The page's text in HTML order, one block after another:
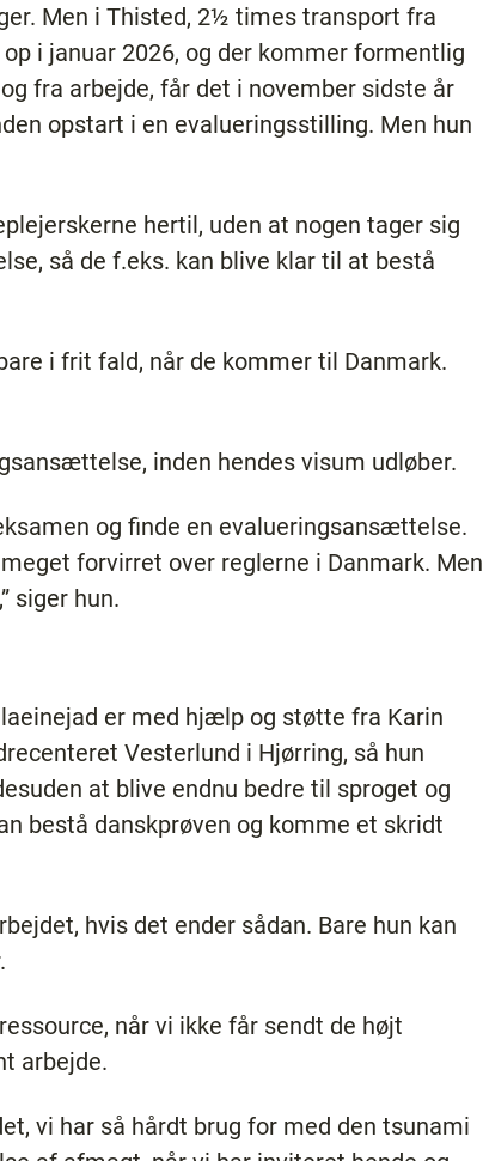
Men i Thisted, 2½ times transport fra
i januar 2026, og der kommer formentlig
fra arbejde, får det i november sidste år
opstart i en evalueringsstilling. Men hun
hertil, uden at nogen tager sig
så de f.eks. kan blive klar til at bestå
i frit fald, når de kommer til Danmark.
inden hendes visum udløber.
og finde en evalueringsansættelse.
forvirret over reglerne i Danmark. Men
siger hun.
er med hjælp og støtte fra Karin
Vesterlund i Hjørring, så hun
at blive endnu bedre til sproget og
bestå danskprøven og komme et skridt
hvis det ender sådan. Bare hun kan
når vi ikke får sendt de højt
arbejde.
vi har så hårdt brug for med den tsunami